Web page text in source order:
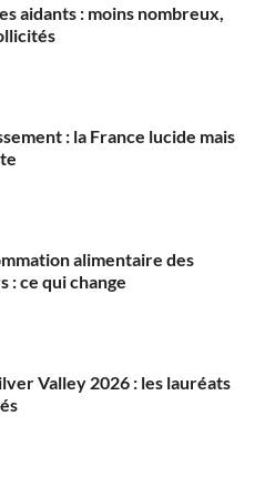
aidants : moins nombreux,
: la France lucide mais
alimentaire des
: ce qui change
Valley 2026 : les lauréats